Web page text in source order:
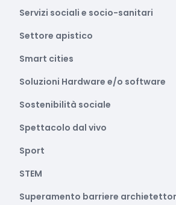
Servizi sociali e socio-sanitari
Settore apistico
Smart cities
Soluzioni Hardware e/o software
Sostenibilità sociale
Spettacolo dal vivo
Sport
STEM
Superamento barriere